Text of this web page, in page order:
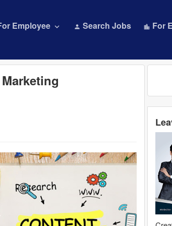
Employee keyboard_arrow_down person Search Jobs location_city For
Marketing